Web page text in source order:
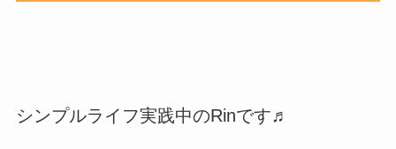
シンプルライフ実践中のRinです♬